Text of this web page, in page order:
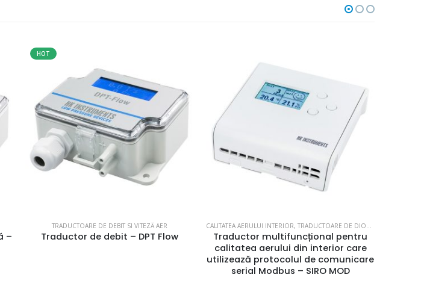
CALITATEA AERULUI INTERIOR,TRADUCTOARE DE DIOXID DE CARBON (CO2) , TRADUCTOARE DE UMIDITATE
Traductor multifuncțional pentru
TRADUCTOARE DE DEBIT SI VITEZĂ AER
Traductor electronic de viteză și
temperatură aer – AVT